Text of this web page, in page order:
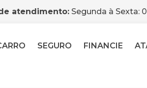
atendimento: Segunda à Sexta:
SEGURO FINANCIE